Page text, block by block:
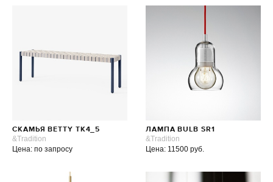
СКАМЬЯ BETTY TK4_5
&Tradition
Цена: по запросу
ЛАМПА BULB SR1
&Tradition
Цена: 11500 руб.